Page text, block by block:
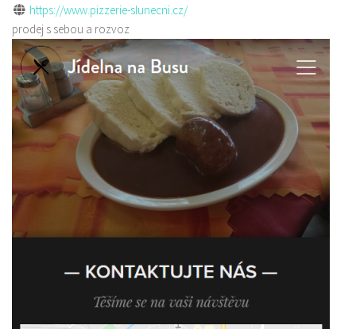
https://www.pizzerie-slunecni.cz/
prodej s sebou a rozvoz